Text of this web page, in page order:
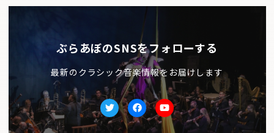
ぶらあぼのSNSをフォローする
最新のクラシック音楽情報をお届けします
TwitterfacebookYoutube